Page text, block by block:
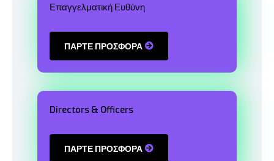
Επαγγελματική Ευθύνη
ΠΑΡΤΕ ΠΡΟΣΦΟΡΑ
Directors & Officers
ΠΑΡΤΕ ΠΡΟΣΦΟΡΑ